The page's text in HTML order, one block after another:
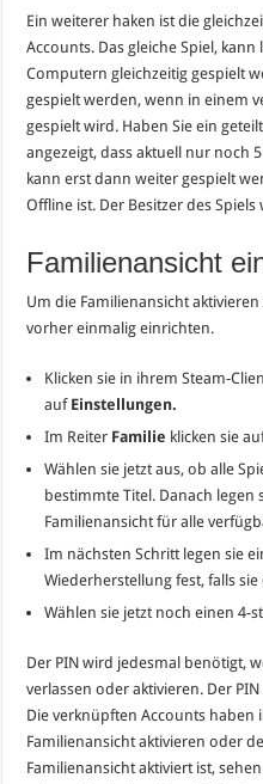
Ein weiterer haken ist die
Accounts. Das gleiche Spiel,
Computern gleichzeitig gespielt
gespielt werden, wenn in einem
gespielt wird. Haben Sie ein
angezeigt, dass aktuell nur noch
kann erst dann weiter gespielt
Offline ist. Der Besitzer des
Familienansicht
Um die Familienansicht
vorher einmalig einrichten.
Klicken sie in ihrem Steam-
auf Einstellungen.
Im Reiter Familie klicken sie
Wählen sie jetzt aus, ob alle
bestimmte Titel. Danach legen
Familienansicht für alle
Im nächsten Schritt legen sie
Wiederherstellung fest, falls
Wählen sie jetzt noch einen 4-
Der PIN wird jedesmal benötigt,
verlassen oder aktivieren. Der
Die verknüpften Accounts haben
Familienansicht aktivieren oder
Familienansicht aktiviert ist,